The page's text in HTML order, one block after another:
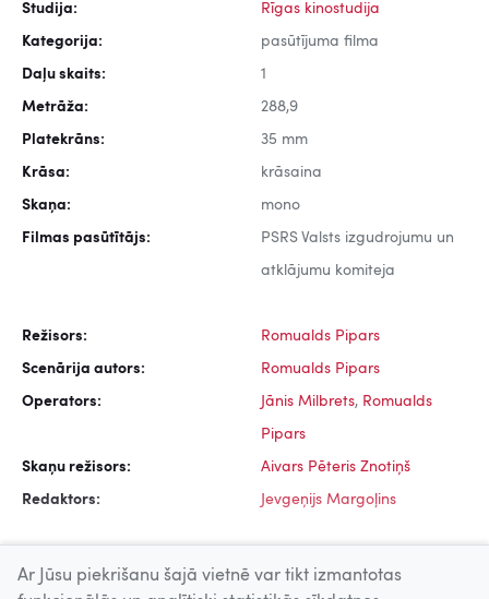
Studija: Rīgas kinostudija
Kategorija: pasūtījuma filma
Daļu skaits: 1
Metrāža: 288,9
Platekrāns: 35 mm
Krāsa: krāsaina
Skaņa: mono
Filmas pasūtītājs: PSRS Valsts izgudrojumu un
atklājumu komiteja
Režisors: Romualds Pipars
Scenārija autors: Romualds Pipars
Operators: Jānis Milbrets, Romualds
Pipars
Skaņu režisors: Aivars Pēteris Znotiņš
Redaktors: Jevgeņijs Margoļins
Ar Jūsu piekrišanu šajā vietnē var tikt izmantotas